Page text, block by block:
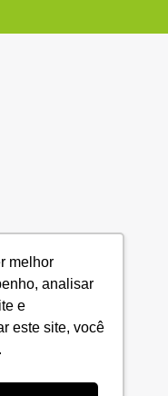
melhor
analisar
e
este site, você